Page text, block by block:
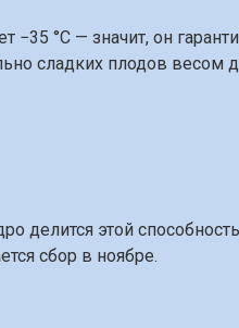
−35 °C — значит, он
сладких плодов весом
делится этой
сбор в ноябре.